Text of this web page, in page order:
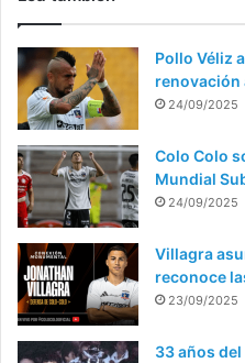
Pollo Véliz
renovación
24/09/2025
Colo Colo
Mundial
24/09/2025
Villagra
reconoce
23/09/2025
33 años